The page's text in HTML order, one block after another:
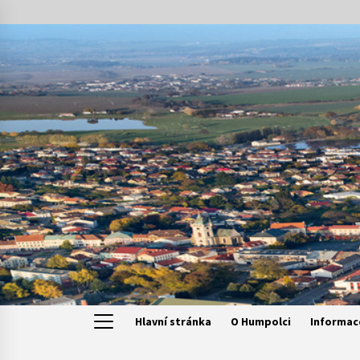
to
Hlavní stránka O Humpolci